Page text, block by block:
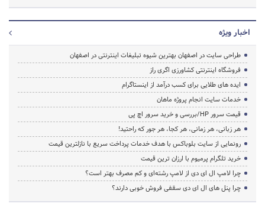
اخبار ویژه
طراحی سایت در اصفهان بهترین شیوه تبلیغات اینترنتی در اصفهان
فروشگاه اینترنتی کشاورزی اگری راز
ایده های طلایی برای کسب درآمد از اینستاگرام
خدمات سایت انجام پروژه ماهان
قیمت سرور HP/بررسی و خرید سرور اچ پی
هر زبانی، هر زمانی، هر کجا، هر جور که راحتید!
رونمایی از سایت بلوباکس با هدف خدمات پرداخت سریع با نازلترین قیمت
خرید تلگرام پرمیوم با ارزان ترین قیمت
چرا لامپ ال ای دی از لامپ رشته‌ای و کم مصرف بهتر است؟
چرا پنل های ال ای دی سقفی فروش خوبی دارند؟